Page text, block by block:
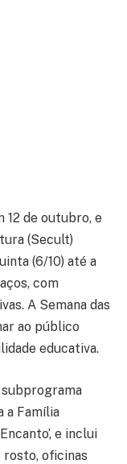
12 de outubro, e
(Secult)
(6/10) até a
com
A Semana das
ao público
educativa.
a Família
e inclui
rosto, oficinas